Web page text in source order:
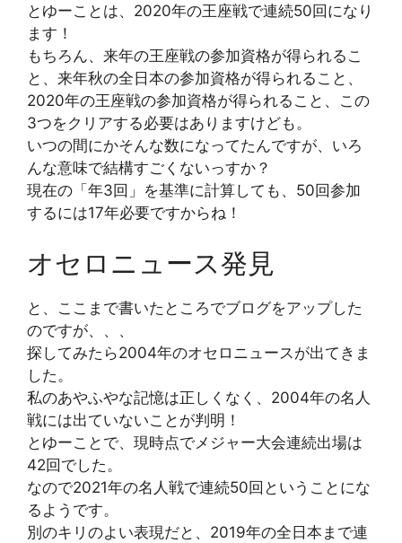
とゆーことは、2020年の王座戦で連続50回になり
ます！
もちろん、来年の王座戦の参加資格が得られるこ
と、来年秋の全日本の参加資格が得られること、
2020年の王座戦の参加資格が得られること、この
3つをクリアする必要はありますけども。
いつの間にかそんな数になってたんですが、いろ
んな意味で結構すごくないっすか？
現在の「年3回」を基準に計算しても、50回参加
するには17年必要ですからね！
オセロニュース発見
と、ここまで書いたところでブログをアップした
のですが、、、
探してみたら2004年のオセロニュースが出てきま
した。
私のあやふやな記憶は正しくなく、2004年の名人
戦には出ていないことが判明！
とゆーことで、現時点でメジャー大会連続出場は
42回でした。
なので2021年の名人戦で連続50回ということにな
るようです。
別のキリのよい表現だと、2019年の全日本まで連